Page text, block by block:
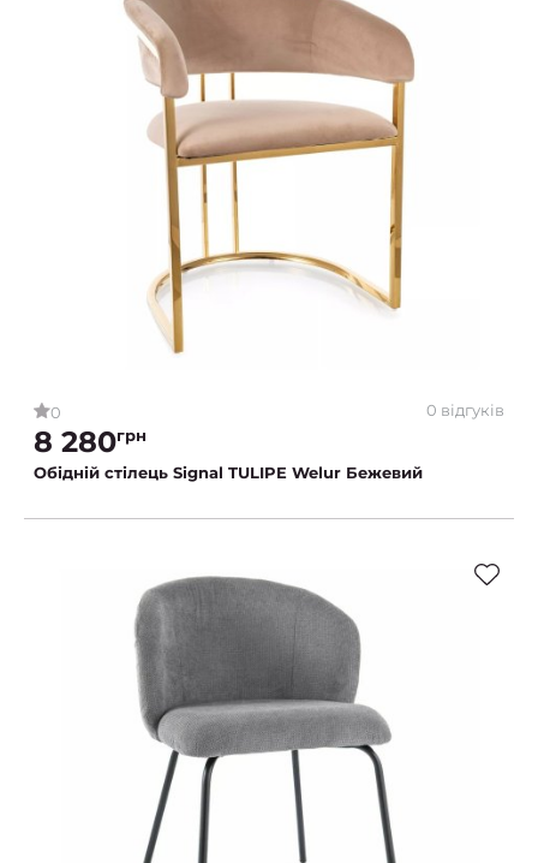
0 0 відгуків
8 280грн
Обідній стілець Signal TULIPE Welur Бежевий